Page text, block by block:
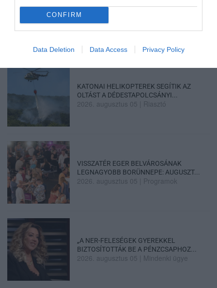
CONFIRM
Data Deletion Data Access Privacy Policy
ELOLTOTTÁK A TÜZET
DÉDESTAPOLCSÁNYNÁL, KILENCÓRÁS
KÜZDELE...
2026. augusztus 06|Környék ügye
KATONAI HELIKOPTEREK SEGÍTIK AZ
OLTÁST A DÉDESTAPOLCSÁNYI...
2026. augusztus 05 Riasztó
VISSZATÉR EGER BELVÁROSÁNAK
LEGNAGYOBB BORÜNNEPE: AUGUSZT...
2026. augusztus 05 Programok
„A NER-FELESÉGEK GYEREKKEL
BIZTOSÍTOTTÁK BE A PÉNZCSAPHOZ...
2026. augusztus 05 Mindenki ügye